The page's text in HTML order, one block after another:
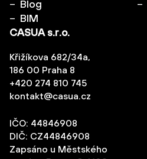
CASUA s.r.o.
Křižíkova 682/34a,
186 00 Praha 8
+420 274 810 745
kontakt@casua.cz
IČO: 44846908
DIČ: CZ44846908
Zapsáno u Městského
Blog
BIM